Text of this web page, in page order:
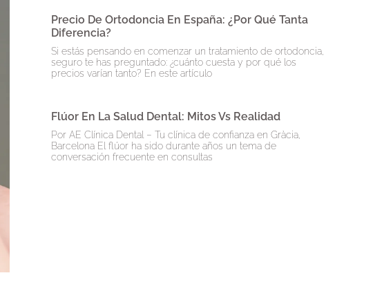
Precio De Ortodoncia En España: ¿Por Qué Tanta
Diferencia?
Si estás pensando en comenzar un tratamiento de ortodoncia,
seguro te has preguntado: ¿cuánto cuesta y por qué los
precios varían tanto? En este artículo
Flúor En La Salud Dental: Mitos Vs Realidad
Por AE Clínica Dental – Tu clínica de confianza en Gràcia,
Barcelona El flúor ha sido durante años un tema de
conversación frecuente en consultas